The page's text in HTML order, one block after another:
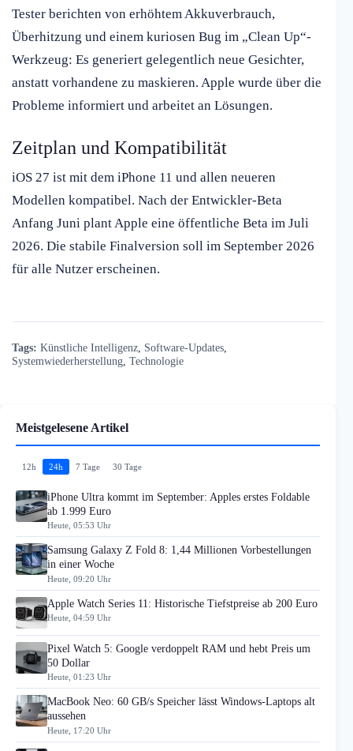
Tester berichten von erhöhtem Akkuverbrauch,
Überhitzung und einem kuriosen Bug im „Clean Up“-
Werkzeug: Es generiert gelegentlich neue Gesichter,
anstatt vorhandene zu maskieren. Apple wurde über die
Probleme informiert und arbeitet an Lösungen.
Zeitplan und Kompatibilität
iOS 27 ist mit dem iPhone 11 und allen neueren
Modellen kompatibel. Nach der Entwickler-Beta
Anfang Juni plant Apple eine öffentliche Beta im Juli
2026. Die stabile Finalversion soll im September 2026
für alle Nutzer erscheinen.
Tags: Künstliche Intelligenz Software-Updates
Systemwiederherstellung Technologie
Meistgelesene Artikel
12h 24h 7 Tage 30 Tage
iPhone Ultra kommt im September: Apples erstes Foldable
ab 1.999 Euro
Heute, 05:53 Uhr
Samsung Galaxy Z Fold 8: 1,44 Millionen Vorbestellungen
in einer Woche
Heute, 09:20 Uhr
Apple Watch Series 11: Historische Tiefstpreise ab 200 Euro
Heute, 04:59 Uhr
Pixel Watch 5: Google verdoppelt RAM und hebt Preis um
50 Dollar
Heute, 01:23 Uhr
MacBook Neo: 60 GB/s Speicher lässt Windows-Laptops alt
aussehen
Heute, 17:20 Uhr